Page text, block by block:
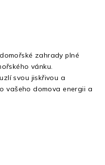
zahrady plné
vánku.
svou jiskřivou a
vašeho domova energii a